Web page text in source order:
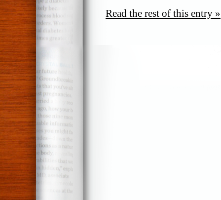
Read the rest of this entry »